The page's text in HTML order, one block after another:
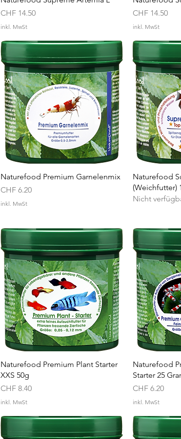
Preis
CHF 14.50
inkl. MwSt
Preis
CHF 14.50
inkl. MwSt
Naturefood Premium Garnelenmix
Preis
CHF 6.20
inkl. MwSt
Naturefood
(Weichfutter)
Nicht
Naturefood Premium Plant Starter
XXS 50g
Preis
CHF 8.40
inkl. MwSt
Naturefood
Starter 25
Preis
CHF 6.20
inkl. MwSt